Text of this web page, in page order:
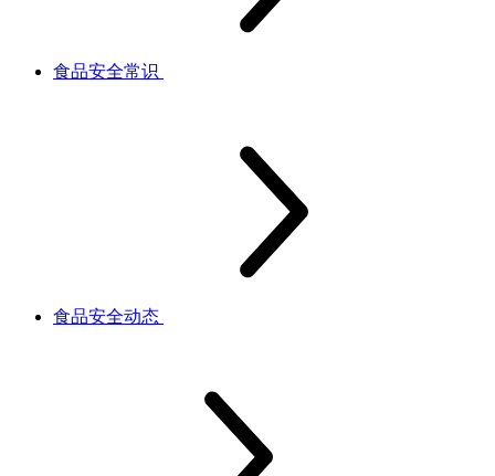
食品安全常识
食品安全动态